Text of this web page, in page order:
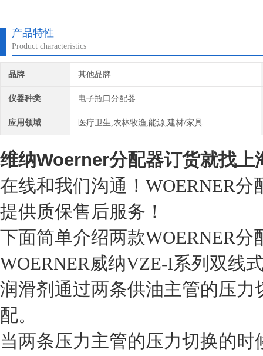
产品特性
Product characteristics
品牌 其他品牌
仪器种类 电子瓶口分配器
应用领域 医疗卫生,农林牧渔,能源,建材/家具
维纳Woerner分配器订货就找上
在线和我们沟通！WOERNER
提供质保售后服务！
下面简单介绍两款WOERNER分
WOERNER威纳VZE-I系列双线
润滑剂通过两条供油主管的压
配。
当两条压力主管的压力切换的